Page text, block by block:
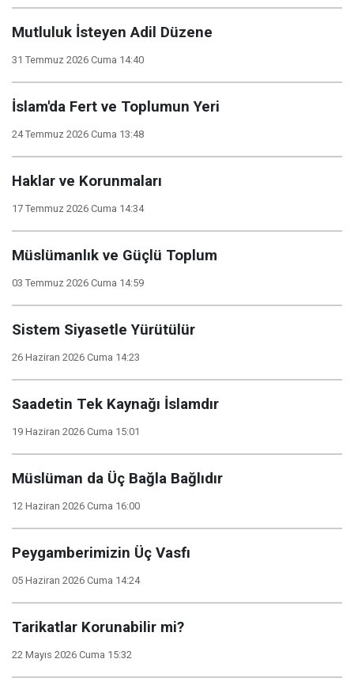
Mutluluk İsteyen Adil Düzene
31 Temmuz 2026 Cuma 14:40
İslam'da Fert ve Toplumun Yeri
24 Temmuz 2026 Cuma 13:48
Haklar ve Korunmaları
17 Temmuz 2026 Cuma 14:34
Müslümanlık ve Güçlü Toplum
03 Temmuz 2026 Cuma 14:59
Sistem Siyasetle Yürütülür
26 Haziran 2026 Cuma 14:23
Saadetin Tek Kaynağı İslamdır
19 Haziran 2026 Cuma 15:01
Müslüman da Üç Bağla Bağlıdır
12 Haziran 2026 Cuma 16:00
Peygamberimizin Üç Vasfı
05 Haziran 2026 Cuma 14:24
Tarikatlar Korunabilir mi?
22 Mayıs 2026 Cuma 15:32